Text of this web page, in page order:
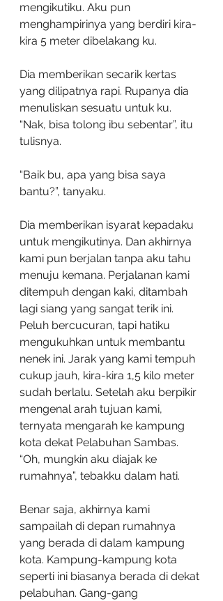
mengikutiku. Aku pun
menghampirinya yang berdiri kira-
kira 5 meter dibelakang ku.
Dia memberikan secarik kertas
yang dilipatnya rapi. Rupanya dia
menuliskan sesuatu untuk ku.
“Nak, bisa tolong ibu sebentar”, itu
tulisnya.
“Baik bu, apa yang bisa saya
bantu?”, tanyaku.
Dia memberikan isyarat kepadaku
untuk mengikutinya. Dan akhirnya
kami pun berjalan tanpa aku tahu
menuju kemana. Perjalanan kami
ditempuh dengan kaki, ditambah
lagi siang yang sangat terik ini.
Peluh bercucuran, tapi hatiku
mengukuhkan untuk membantu
nenek ini. Jarak yang kami tempuh
cukup jauh, kira-kira 1,5 kilo meter
sudah berlalu. Setelah aku berpikir
mengenal arah tujuan kami,
ternyata mengarah ke kampung
kota dekat Pelabuhan Sambas.
“Oh, mungkin aku diajak ke
rumahnya”, tebakku dalam hati.
Benar saja, akhirnya kami
sampailah di depan rumahnya
yang berada di dalam kampung
kota. Kampung-kampung kota
seperti ini biasanya berada di dekat
pelabuhan. Gang-gang